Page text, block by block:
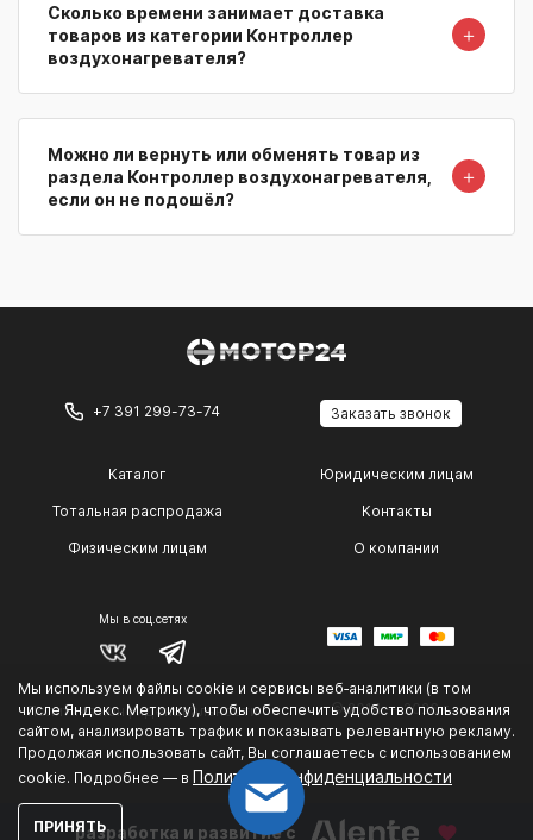
Сколько времени занимает доставка
товаров из категории Контроллер
воздухонагревателя?
＋
Можно ли вернуть или обменять товар из
раздела Контроллер воздухонагревателя,
если он не подошёл?
＋
Мы используем файлы cookie и сервисы веб‑аналитики (в том
числе Яндекс. Метрику), чтобы обеспечить удобство пользования
сайтом, анализировать трафик и показывать релевантную рекламу.
Продолжая использовать сайт, Вы соглашаетесь с использованием
cookie. Подробнее — в Политике конфиденциальности
ПРИНЯТЬ
+7 391 299-73-74 Заказать звонок
Каталог
Тотальная распродажа
Физическим лицам
Юридическим лицам
Контакты
О компании
Мы в соц.сетях
Политика конфиденциальности © 2014 — 2026 г.
.
разработка и развитие с